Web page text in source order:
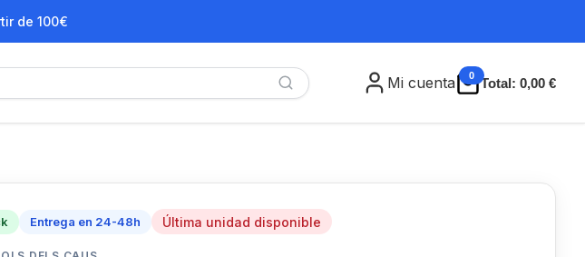
de 100€
Mi cuenta 0 Total: 0,00 €
Entrega en 24-48h Última unidad disponible